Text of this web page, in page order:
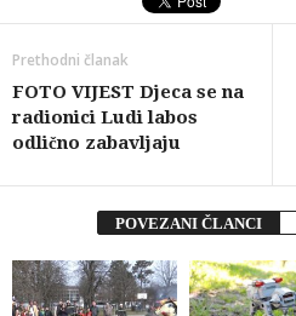
Prethodni članak
FOTO VIJEST Djeca se na
radionici Ludi labos
odlično zabavljaju
POVEZANI ČLANCI